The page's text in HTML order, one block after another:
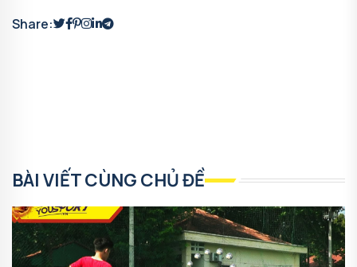
Share:
BÀI VIẾT CÙNG CHỦ ĐỀ